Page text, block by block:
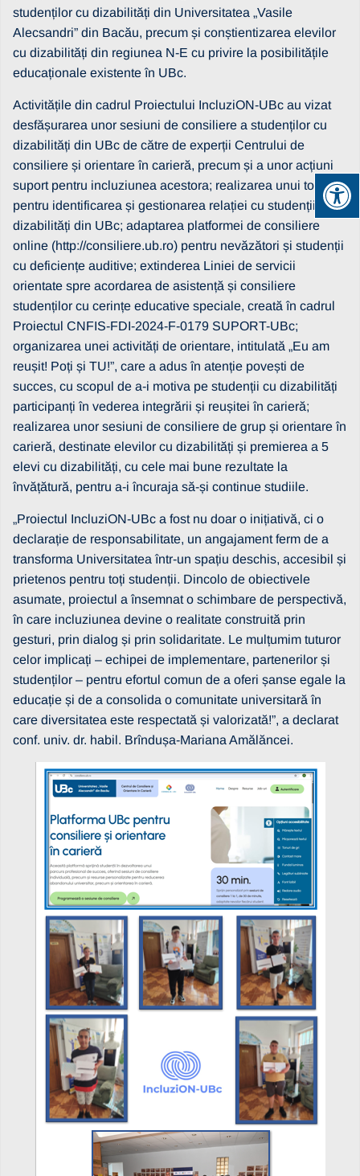
studenților cu dizabilități din Universitatea „Vasile
Alecsandri” din Bacău, precum și conștientizarea elevilor
cu dizabilități din regiunea N-E cu privire la posibilitățile
educaționale existente în UBc.
Activitățile din cadrul Proiectului IncluziON-UBc au vizat
desfășurarea unor sesiuni de consiliere a studenților cu
dizabilități din UBc de către de experții Centrului de
consiliere și orientare în carieră, precum și a unor acțiuni
suport pentru incluziunea acestora; realizarea unui tool-kit
pentru identificarea și gestionarea relației cu studenții cu
dizabilități din UBc; adaptarea platformei de consiliere
online (http://consiliere.ub.ro) pentru nevăzători și studenții
cu deficiențe auditive; extinderea Liniei de servicii
orientate spre acordarea de asistență și consiliere
studenților cu cerințe educative speciale, creată în cadrul
Proiectul CNFIS-FDI-2024-F-0179 SUPORT-UBc;
organizarea unei activități de orientare, intitulată „Eu am
reușit! Poți și TU!”, care a adus în atenție povești de
succes, cu scopul de a-i motiva pe studenții cu dizabilități
participanți în vederea integrării și reușitei în carieră;
realizarea unor sesiuni de consiliere de grup și orientare în
carieră, destinate elevilor cu dizabilități și premierea a 5
elevi cu dizabilități, cu cele mai bune rezultate la
învățătură, pentru a-i încuraja să-și continue studiile.
„Proiectul IncluziON-UBc a fost nu doar o inițiativă, ci o
declarație de responsabilitate, un angajament ferm de a
transforma Universitatea într-un spațiu deschis, accesibil și
prietenos pentru toți studenții. Dincolo de obiectivele
asumate, proiectul a însemnat o schimbare de perspectivă,
în care incluziunea devine o realitate construită prin
gesturi, prin dialog și prin solidaritate. Le mulțumim tuturor
celor implicați – echipei de implementare, partenerilor și
studenților – pentru efortul comun de a oferi șanse egale la
educație și de a consolida o comunitate universitară în
care diversitatea este respectată și valorizată!”, a declarat
conf. univ. dr. habil. Brîndușa-Mariana Amălăncei.